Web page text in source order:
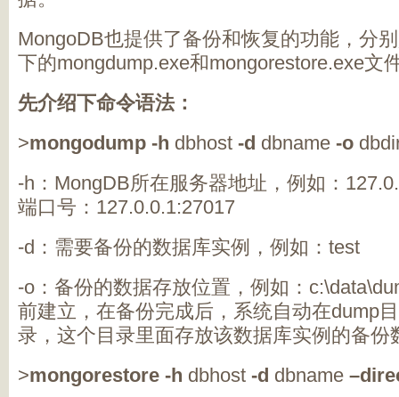
MongoDB也提供了备份和恢复的功能，分
下的mongdump.exe和mongorestore.exe文
先介绍下命令语法：
>mongodump -h dbhost -d dbname -o
-h：MongDB所在服务器地址，例如：
端口号：127.0.0.1:27017
-d：需要备份的数据库实例，例如：test
-o：备份的数据存放位置，例如：
前建立，在备份完成后，系统自动在dump
录，这个目录里面存放该数据库实例的备份
>mongorestore -h dbhost -d dbname